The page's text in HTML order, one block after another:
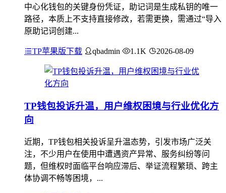
中心化钱包的关键身份凭证，助记词是生成私钥的唯一
路径，本质上不支持直接修改，若需更换，需通过“导入
原助记词创建...
TP苹果版下载 qbadmin 1.1K 2026-08-09
TP钱包投诉升温，用户维权困境与行业优化方
向
近期，TP钱包相关投诉呈升温态势，引发市场广泛关
注，不少用户在使用中遭遇资产异常、服务纠纷等问
题，但维权时面临平台响应滞后、举证流程繁琐、跨主
体协调不畅等困境，...